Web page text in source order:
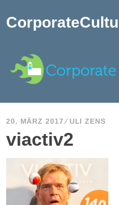
Inhalt
springen
20. MÄRZ 2017 ULI ZENS
viactiv2